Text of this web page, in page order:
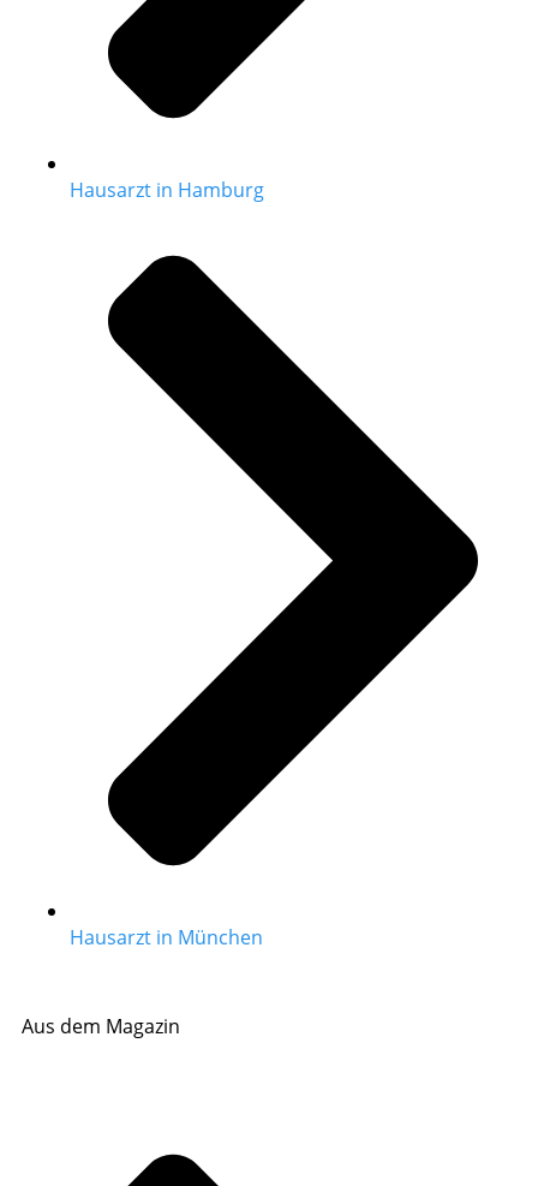
Hausarzt in Hamburg
Hausarzt in München
Aus dem Magazin